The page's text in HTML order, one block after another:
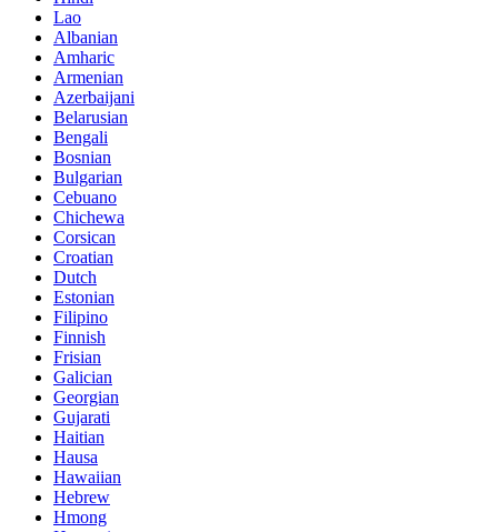
Lao
Albanian
Amharic
Armenian
Azerbaijani
Belarusian
Bengali
Bosnian
Bulgarian
Cebuano
Chichewa
Corsican
Croatian
Dutch
Estonian
Filipino
Finnish
Frisian
Galician
Georgian
Gujarati
Haitian
Hausa
Hawaiian
Hebrew
Hmong